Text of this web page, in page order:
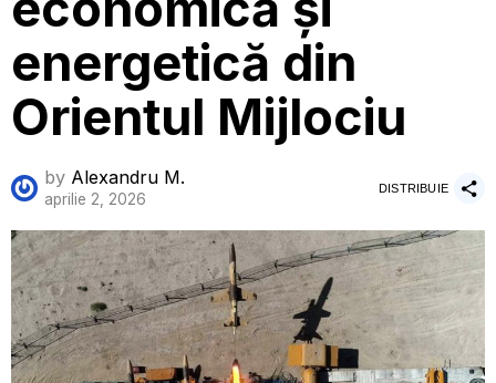
energetică din
Orientul Mijlociu
by Alexandru M.
aprilie 2, 2026
DISTRIBUIE